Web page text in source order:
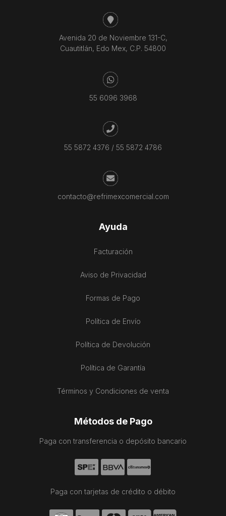
Avenida 20 de Noviembre 131-C,
Cuautitlán, Edo Mex, C.P. 54800
55 6096 3968
55 5872 4376 / 55 5872 4786
contacto@refrimexcomercial.com
Ayuda
Facturación
Aviso de Privacidad
Formas de Pago
Política de Envío
Política de Devolución
Política de Garantía
Términos y Condiciones de venta
Métodos de Pago
Paga con transferencia o depósito bancario
Paga con tarjetas de crédito o débito